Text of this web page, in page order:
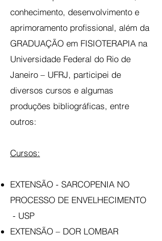
conhecimento, desenvolvimento e
aprimoramento profissional, além da
GRADUAÇÃO em FISIOTERAPIA na
Universidade Federal do Rio de
Janeiro – UFRJ, participei de
diversos cursos e algumas
produções bibliográficas, entre
outros:
Cursos:
EXTENSÃO - SARCOPENIA NO
PROCESSO DE ENVELHECIMENTO
- USP
EXTENSÃO – DOR LOMBAR